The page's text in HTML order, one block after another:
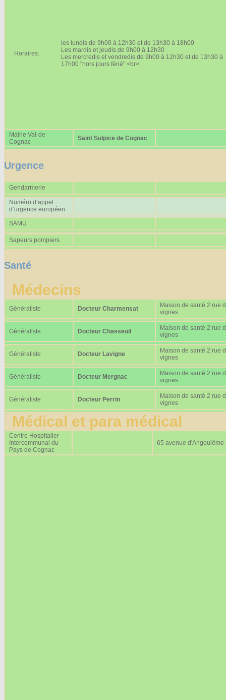
Horaires:
les lundis de 9h00 à 12h30 et de 13h30 à 18h00
Les mardis et jeudis de 9h00 à 12h30
Les mercredis et vendredis de 9h00 à 12h30 et de 13h30 à
17h00 "hors jours férié" <br>
Mairie Val-de-
Cognac
Saint Sulpice de Cognac
Urgence
Gendarmerie
Numéro d’appel
d’urgence européen
SAMU
Sapeurs pompiers
Santé
Médecins
Généraliste Docteur Charmensat
Maison de santé 2 rue
vignes
Généraliste Docteur Chasseuil
Maison de santé 2 rue
vignes
Généraliste Docteur Lavigne
Maison de santé 2 rue
vignes
Généraliste Docteur Mergnac
Maison de santé 2 rue
vignes
Généraliste Docteur Perrin
Maison de santé 2 rue
vignes
Médical et para médical
Centre Hospitalier
Intercommunal du
Pays de Cognac
65 avenue d'Angoulême